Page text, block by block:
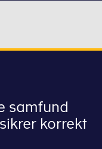
samfund
korrekt